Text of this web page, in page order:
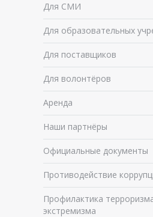
Для СМИ
Для образовательных
Для поставщиков
Для волонтёров
Аренда
Наши партнёры
Официальные документы
Противодействие
Профилактика
экстремизма